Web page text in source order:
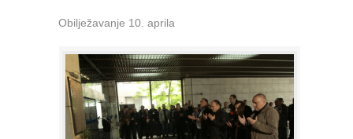
Obilježavanje 10. aprila